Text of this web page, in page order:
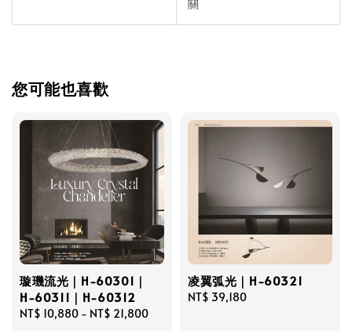
關
您可能也喜歡
璇璣流光｜H-60301｜
H-60311｜H-60312
Regular
NT$ 10,880 - NT$ 21,800
凌翼弧光｜H-60321
Regular
NT$ 39,180